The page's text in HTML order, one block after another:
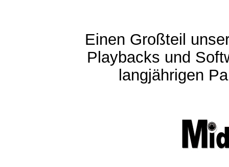
Einen Großteil
Playbacks und
langjährigen